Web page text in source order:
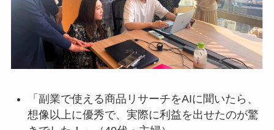
「副業で使える商品リサーチをAIに聞いたら、
想像以上に優秀で、実際に利益を出せたのが驚